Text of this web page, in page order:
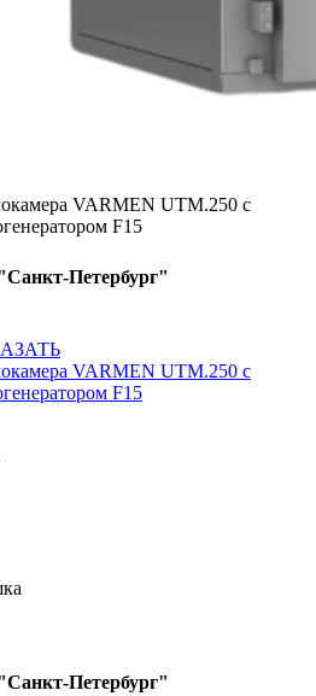
VARMEN UTM.250 с
F15
Санкт-Петербург"
VARMEN UTM.250 с
F15
Санкт-Петербург"